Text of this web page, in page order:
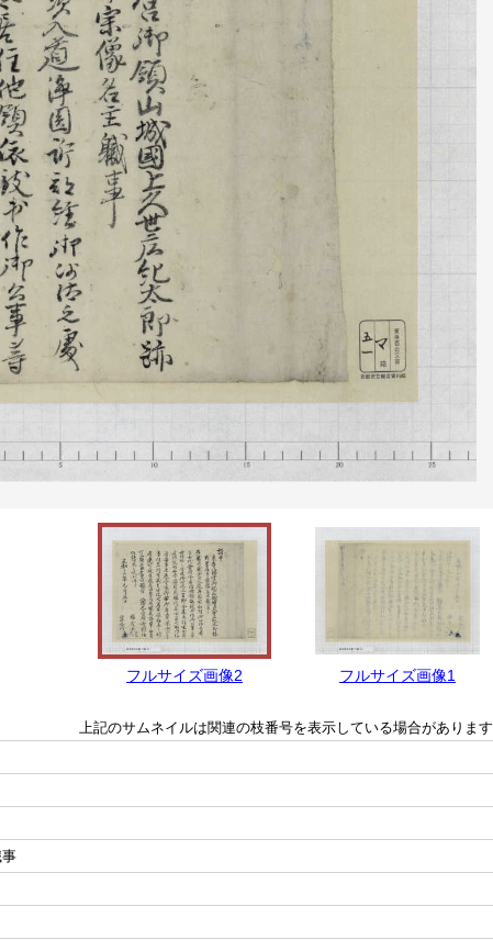
フルサイズ画像2 フルサイズ画像1
上記のサムネイルは関連の枝番号を表示している場合があります